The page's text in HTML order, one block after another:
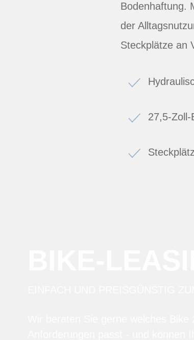
Bodenhaftung.
der
Steckplätze an
27,5-Zoll-